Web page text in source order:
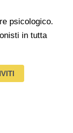
psicologico.
in tutta